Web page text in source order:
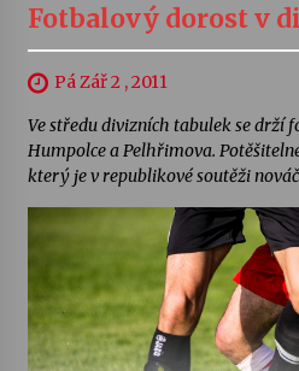
Fotbalový dorost v
Pá Zář 2 , 2011
Ve středu divizních tabulek se drží
Humpolce a Pelhřimova.
který je v republikové soutěži